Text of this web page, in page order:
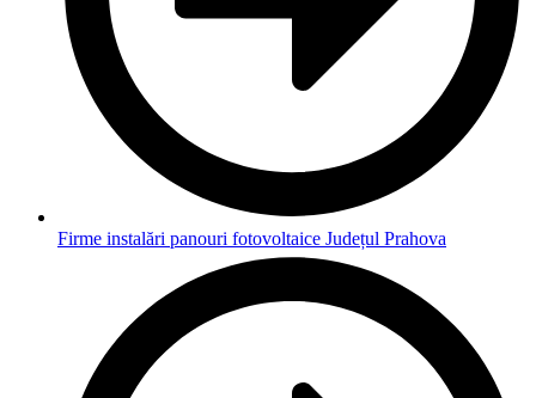
Firme instalări panouri fotovoltaice Județul Prahova